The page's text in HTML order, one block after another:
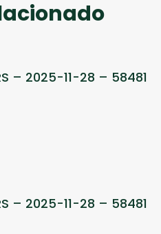
– 2025-11-28 – 58481
– 2025-11-28 – 58481